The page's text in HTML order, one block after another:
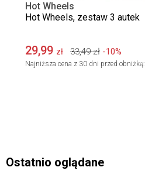
Hot Wheels
Hot Wheels, zestaw 3 autek
29,99 zł 33,49 zł -10%
Najniższa cena z 30 dni przed obniżką:
Ostatnio oglądane